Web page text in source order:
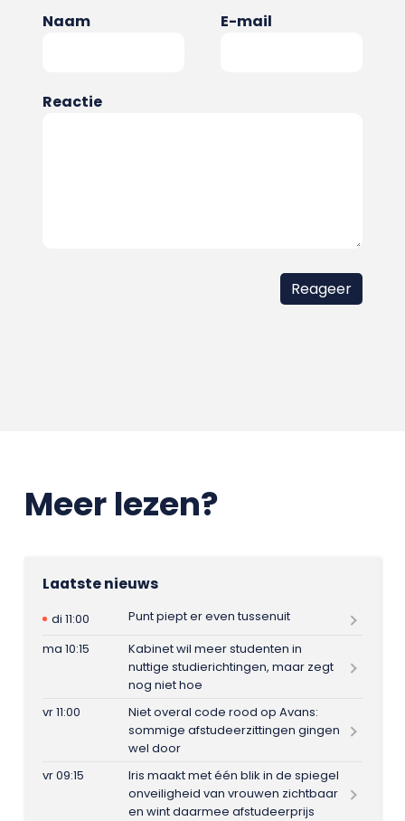
Naam E-mail
Reactie
Meer lezen?
Laatste nieuws
di 11:00
Punt piept er even tussenuit
ma 10:15
Kabinet wil meer studenten in
nuttige studierichtingen, maar zegt
nog niet hoe
vr 11:00
Niet overal code rood op Avans:
sommige afstudeerzittingen gingen
wel door
vr 09:15
Iris maakt met één blik in de spiegel
onveiligheid van vrouwen zichtbaar
en wint daarmee afstudeerprijs